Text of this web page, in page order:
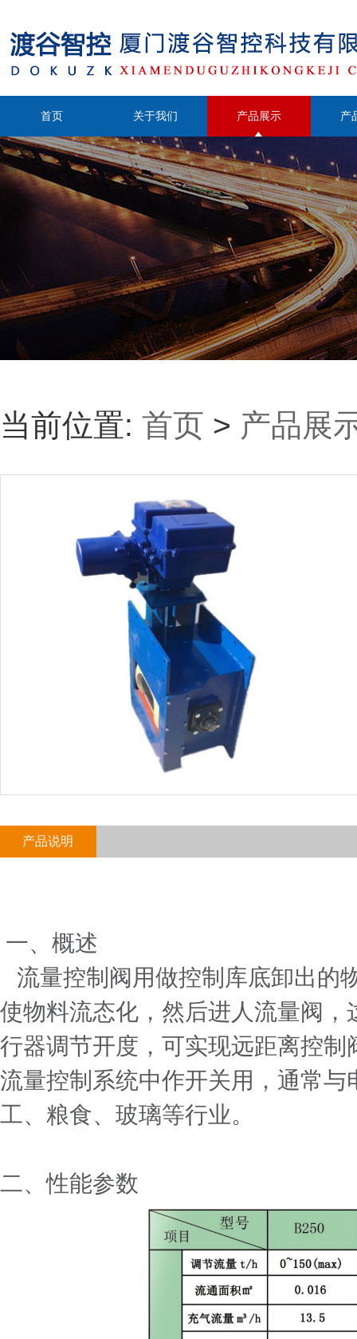
首页 关于我们 产品展示 产
当前位置: 首页 > 产品展
产品说明
一、概述
流量控制阀用做控制库底卸出的
使物料流态化，然后进人流量阀
行器调节开度，可实现远距离控
流量控制系统中作开关用，通常
工、粮食、玻璃等行业。
二、性能参数